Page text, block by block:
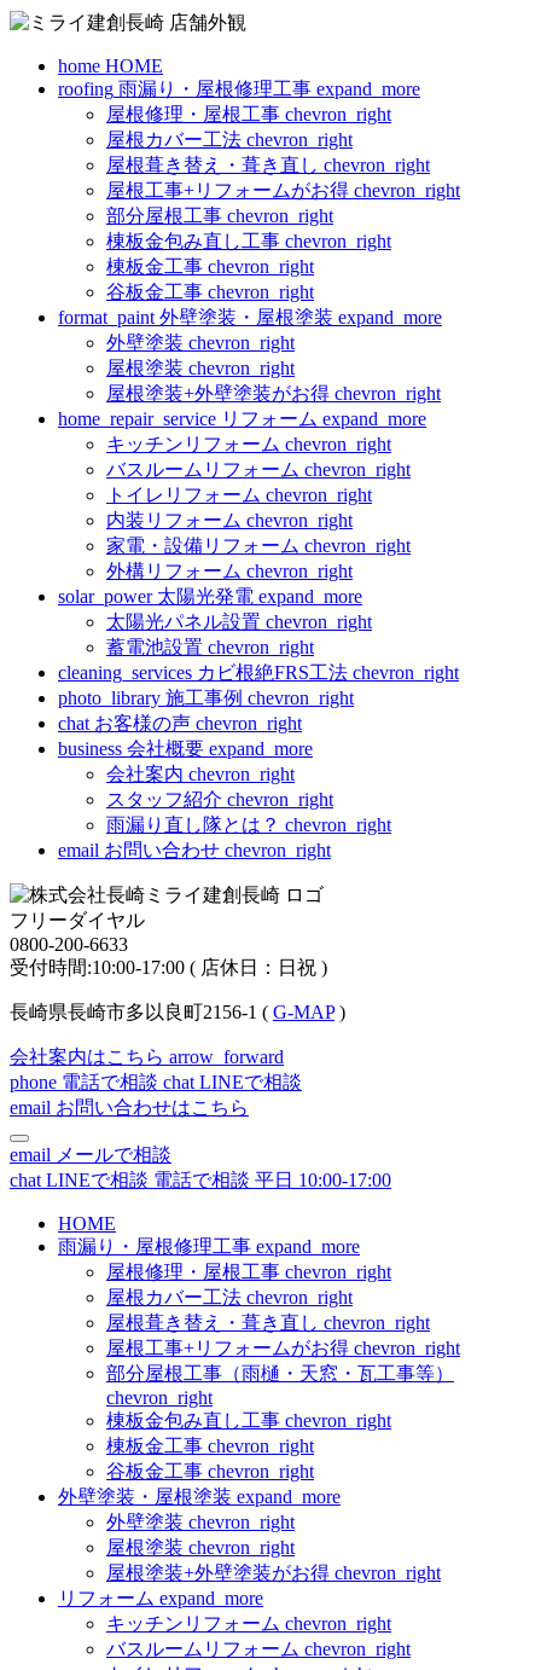
home HOME
roofing 雨漏り・屋根修理工事 expand_more
屋根修理・屋根工事 chevron_right
屋根カバー工法 chevron_right
屋根葺き替え・葺き直し chevron_right
屋根工事+リフォームがお得 chevron_right
部分屋根工事 chevron_right
棟板金包み直し工事 chevron_right
棟板金工事 chevron_right
谷板金工事 chevron_right
format_paint 外壁塗装・屋根塗装 expand_more
外壁塗装 chevron_right
屋根塗装 chevron_right
屋根塗装+外壁塗装がお得 chevron_right
home_repair_service リフォーム expand_more
キッチンリフォーム chevron_right
バスルームリフォーム chevron_right
トイレリフォーム chevron_right
内装リフォーム chevron_right
家電・設備リフォーム chevron_right
外構リフォーム chevron_right
solar_power 太陽光発電 expand_more
太陽光パネル設置 chevron_right
蓄電池設置 chevron_right
cleaning_services カビ根絶FRS工法 chevron_right
photo_library 施工事例 chevron_right
chat お客様の声 chevron_right
business 会社概要 expand_more
会社案内 chevron_right
スタッフ紹介 chevron_right
雨漏り直し隊とは？ chevron_right
email お問い合わせ chevron_right
フリーダイヤル
0800-200-6633
受付時間:10:00-17:00 ( 店休日：日祝 )
長崎県長崎市多以良町2156-1 ( G-MAP)
会社案内はこちら arrow_forward
phone 電話で相談 chat LINEで相談
email お問い合わせはこちら
email メールで相談
chat LINEで相談 電話で相談 平日 10:00-17:00
HOME
雨漏り・屋根修理工事 expand_more
屋根修理・屋根工事 chevron_right
屋根カバー工法 chevron_right
屋根葺き替え・葺き直し chevron_right
屋根工事+リフォームがお得 chevron_right
部分屋根工事（雨樋・天窓・瓦工事等）
chevron_right
棟板金包み直し工事 chevron_right
棟板金工事 chevron_right
谷板金工事 chevron_right
外壁塗装・屋根塗装 expand_more
外壁塗装 chevron_right
屋根塗装 chevron_right
屋根塗装+外壁塗装がお得 chevron_right
リフォーム expand_more
キッチンリフォーム chevron_right
バスルームリフォーム chevron_right